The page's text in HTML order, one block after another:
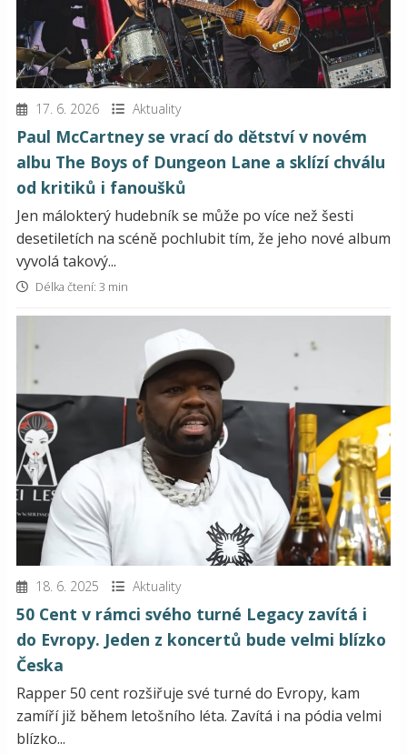
17. 6. 2026 Aktuality
Paul McCartney se vrací do dětství v novém
albu The Boys of Dungeon Lane a sklízí chválu
od kritiků i fanoušků
Jen málokterý hudebník se může po více než šesti
desetiletích na scéně pochlubit tím, že jeho nové album
vyvolá takový...
Délka čtení: 3 min
18. 6. 2025 Aktuality
50 Cent v rámci svého turné Legacy zavítá i
do Evropy. Jeden z koncertů bude velmi blízko
Česka
Rapper 50 cent rozšiřuje své turné do Evropy, kam
zamíří již během letošního léta. Zavítá i na pódia velmi
blízko...